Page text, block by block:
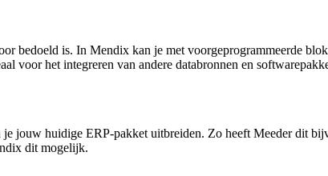
bedoeld is. In Mendix kan je met voorgeprogrammeerde
voor het integreren van andere databronnen en
jouw huidige ERP-pakket uitbreiden. Zo heeft Meeder dit
dit mogelijk.